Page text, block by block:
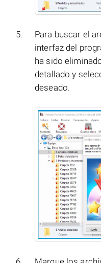
Para buscar el
interfaz del
ha sido
detallado y
deseado.